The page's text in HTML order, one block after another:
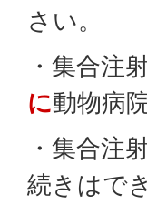
さい。
・集合注
に動物病
・集合注
続きはで